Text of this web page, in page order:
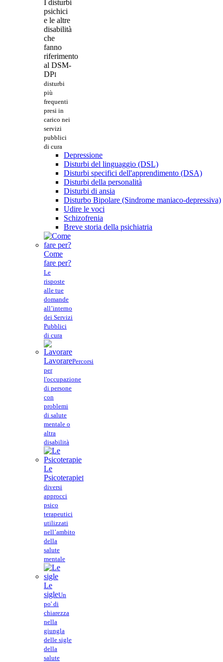
I disturbi
psichici
e le altre
disabilità
che
fanno
riferimento
al DSM-
DPI
disturbi
più
frequenti
presi in
carico nei
servizi
pubblici
di cura
Depressione
Disturbi del linguaggio (DSL)
Disturbi specifici dell'apprendimento (DSA)
Disturbi della personalità
Disturbi di ansia
Disturbo Bipolare (Sindrome maniaco-depressiva)
Udire le voci
Schizofrenia
Breve storia della psichiatria
Come
fare per?
Le
risposte
alle tue
domande
all’interno
dei Servizi
Pubblici
di cura
LavorarePercorsi
per
l'occupazione
di persone
con
problemi
di salute
mentale o
altra
disabilità
Le
PsicoterapieI
diversi
approcci
psico
terapeutici
utilizzati
nell’ambito
della
salute
mentale
Le
sigleUn
po' di
chiarezza
nella
giungla
delle sigle
della
salute